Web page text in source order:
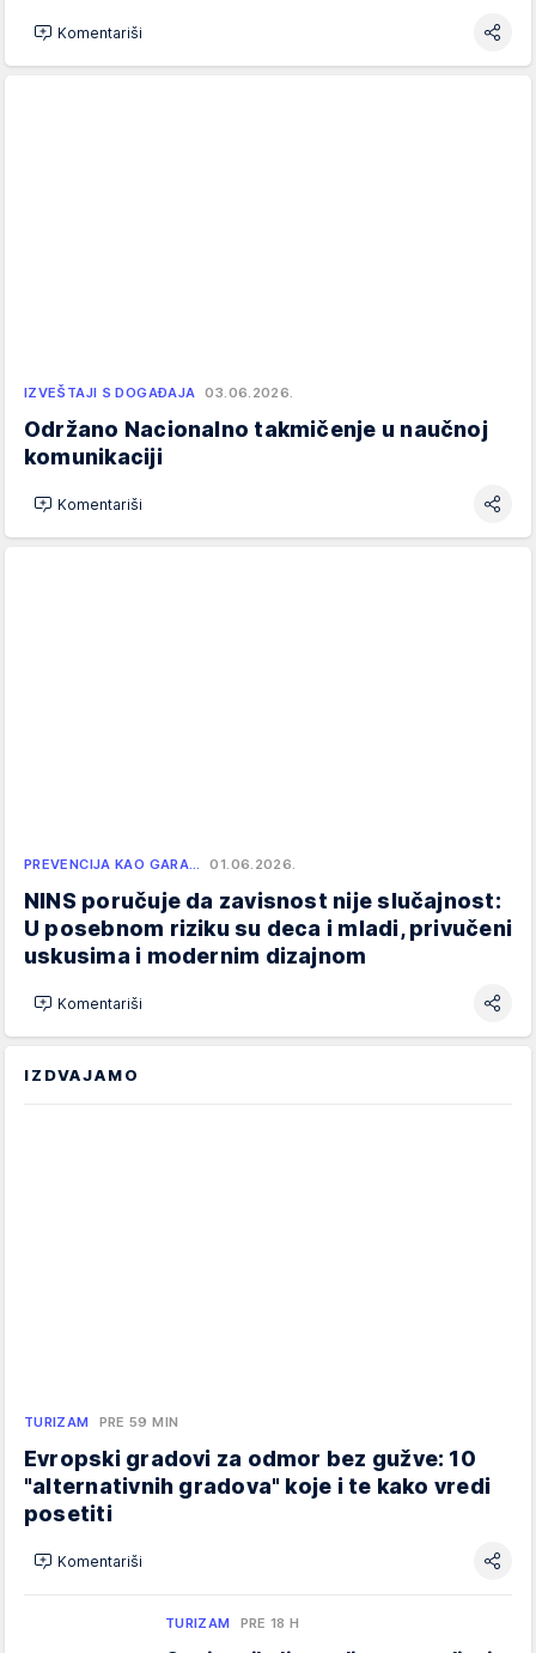
Komentariši
IZVEŠTAJI S DOGAĐAJA 03.06.2026.
Održano Nacionalno takmičenje u naučnoj
komunikaciji
Komentariši
PREVENCIJA KAO GARA… 01.06.2026.
NINS poručuje da zavisnost nije slučajnost:
U posebnom riziku su deca i mladi, privučeni
uskusima i modernim dizajnom
Komentariši
IZDVAJAMO
TURIZAM PRE 59 MIN
Evropski gradovi za odmor bez gužve: 10
"alternativnih gradova" koje i te kako vredi
posetiti
Komentariši
TURIZAM PRE 18 H